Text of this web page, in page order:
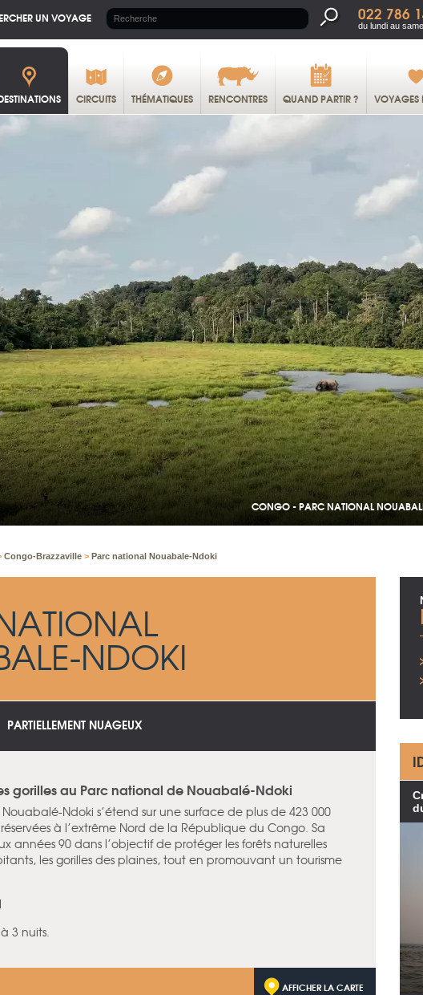
UN VOYAGE 022 786
du lundi au
CIRCUITS THÉMATIQUES RENCONTRES QUAND PARTIR ? VOYAGES
CONGO - PARC NATIONAL
Congo-Brazzaville > Parc national Nouabale-Ndoki
NDOKI
PARTIELLEMENT NUAGEUX
gorilles au Parc national de Nouabalé-Ndoki
Ndoki s’étend sur une surface de plus de 423 000
à l’extrême Nord de la République du Congo. Sa
années 90 dans l’objectif de protéger les forêts naturelles
les gorilles des plaines, tout en promouvant un tourisme
3 nuits.
AFFICHER LA CARTE